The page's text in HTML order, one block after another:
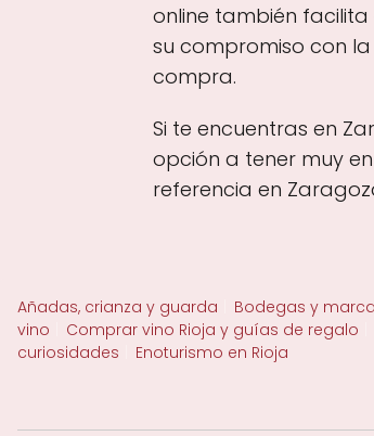
online también facilita
su compromiso con
compra.
Si te encuentras en
opción a tener muy
referencia en
Añadas, crianza y guarda Bodegas y
vino
Comprar vino Rioja y guías de regalo
curiosidades
Enoturismo en Rioja